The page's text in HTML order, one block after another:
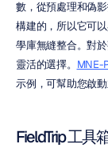
數，從預處理和偽
構建的，所以它可
學庫無縫整合。對
靈活的選擇。 MNE-
示例，可幫助您啟動
FieldTrip 工具